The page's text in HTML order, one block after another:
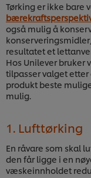
Tørking er ikke bare
også mulig å
resultatet et
Hos Unilever bruker
tilpasser valget etter
produkt beste
mulig.
1. Lufttørking
En råvare som skal
den får ligge i en
væskeinnholdet